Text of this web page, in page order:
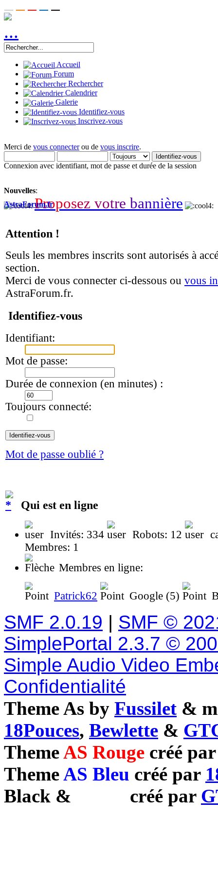
Accueil
Forum
Rechercher
Calendrier
Galerie
Identifiez-vous
Inscrivez-vous
Merci de vous connecterou de vous inscrire.
Connexion avec identifiant, mot de passe et durée de la session
Nouvelles:
Proposez votre bannière
AstraForum.fr
Attention !
Seuls les membres inscrits sont autorisés à
section.
Merci de vous connecter ci-dessous ou vous
AstraForum.fr.
Identifiez-vous
Identifiant:
Mot de passe:
Durée de connexion (en minutes) :
Toujours connecté:
Mot de passe oublié ?
Qui est en ligne
Invités: 334 Robots: 12
Membres: 1
Membres en ligne:
Patrick62 Google (5)
SMF 2.0.19 | SMF ©
SimplePortal 2.3.7 ©
Simple Audio Video
Confidentialité
Theme As by Fussilet &
18Pouces, Bewlette &
ThemeAS Rouge créé
ThemeAS Bleu créé par
Black & créé par